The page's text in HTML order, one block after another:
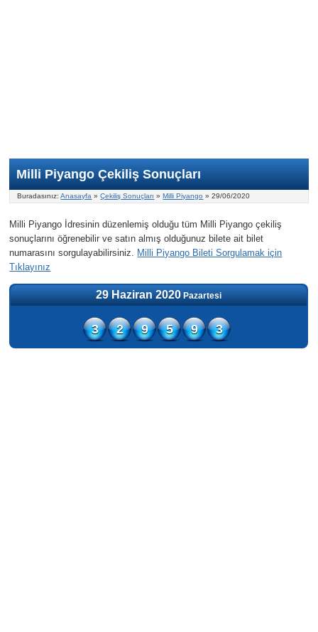
Milli Piyango Çekiliş Sonuçları
Buradasınız:Anasayfa »Çekiliş Sonuçları »Milli Piyango » 29/06/2020
Milli Piyango İdresinin düzenlemiş olduğu tüm Milli Piyango çekiliş
sonuçlarını öğrenebilir ve satın almış olduğunuz bilete ait bilet
numarasını sorgulayabilirsiniz. Milli Piyango Bileti Sorgulamak için
Tıklayınız
29 Haziran 2020Pazartesi
3 2 9 5 9 3